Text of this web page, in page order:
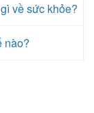
về sức khỏe?
nào?